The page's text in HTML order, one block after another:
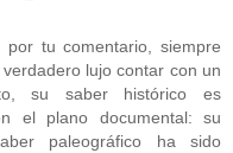
tu comentario, siempre
lujo contar con un
su saber histórico es
el plano documental: su
paleográfico ha sido